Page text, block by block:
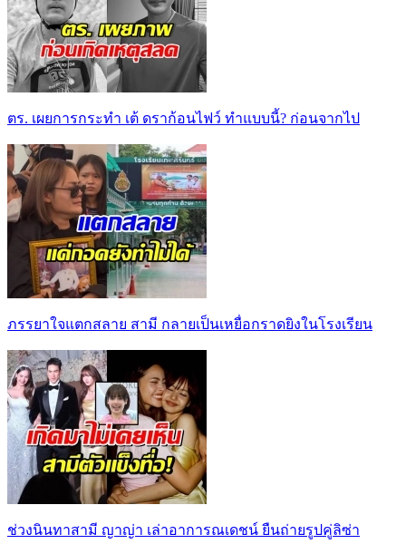
ตร. เผยการกระทำ เต้ ดราก้อนไฟว์ ทำแบบนี้? ก่อนจากไป
ภรรยาใจแตกสลาย สามี กลายเป็นเหยื่อกราดยิงในโรงเรียน
ช่วงนินทาสามี ญาญ่า เล่าอาการณเดชน์ ยืนถ่ายรูปคู่ลิซ่า